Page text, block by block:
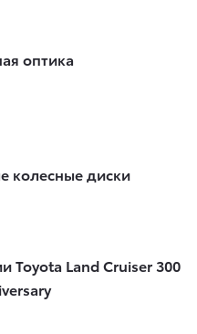
оптика
колесные диски
Toyota Land Cruiser 300